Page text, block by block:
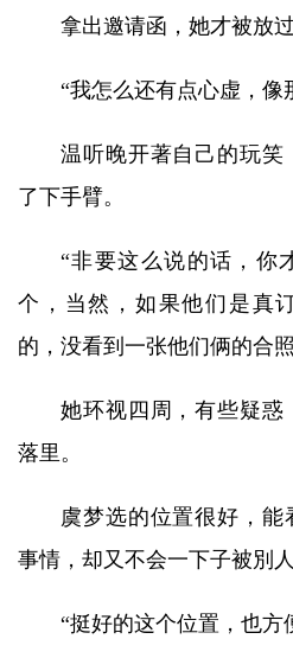
拿出邀请函，她才被放过
“我怎么还有点心虚，像
温听晚开著自己的玩
了下手臂。
“非要这么说的话，你
个，当然，如果他们是真
的，没看到一张他们俩的合
她环视四周，有些疑惑
落里。
虞梦选的位置很好，
事情，却又不会一下子被別人
“挺好的这个位置，也方